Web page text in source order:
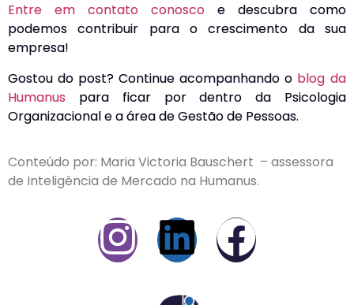
Entre em contato conosco e descubra como
podemos contribuir para o crescimento da sua
empresa!
Gostou do post? Continue acompanhando o blog da
Humanus para ficar por dentro da Psicologia
Organizacional e a área de Gestão de Pessoas.
Conteúdo por: Maria Victoria Bauschert – assessora
de Inteligência de Mercado na Humanus.